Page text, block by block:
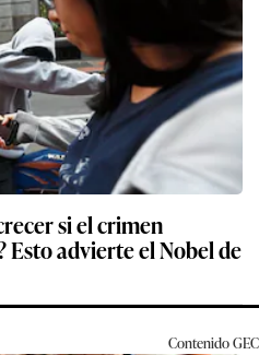
si el crimen
Esto advierte el Nobel de
ContenidoGEC